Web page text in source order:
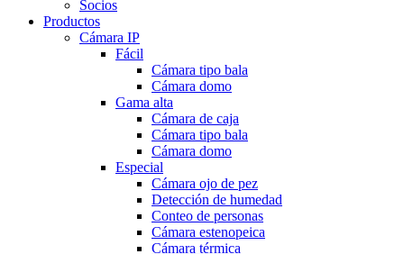
Socios
Productos
Cámara IP
Fácil
Cámara tipo bala
Cámara domo
Gama alta
Cámara de caja
Cámara tipo bala
Cámara domo
Especial
Cámara ojo de pez
Detección de humedad
Conteo de personas
Cámara estenopeica
Cámara térmica